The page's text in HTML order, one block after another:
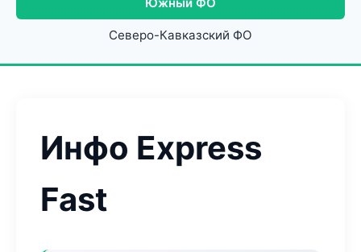
Северо-Кавказский ФО
Инфо Express
Fast